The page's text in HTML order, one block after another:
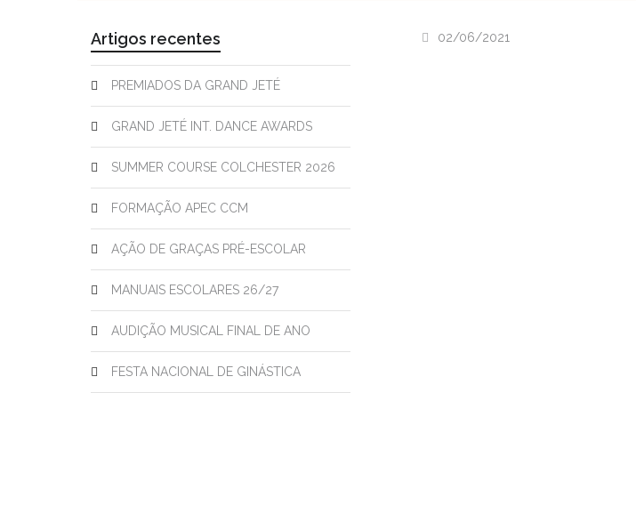
02/06/2021
Artigos recentes
PREMIADOS DA GRAND JETÉ
GRAND JETÉ INT. DANCE AWARDS
SUMMER COURSE COLCHESTER 2026
FORMAÇÃO APEC CCM
AÇÃO DE GRAÇAS PRÉ-ESCOLAR
MANUAIS ESCOLARES 26/27
AUDIÇÃO MUSICAL FINAL DE ANO
FESTA NACIONAL DE GINÁSTICA